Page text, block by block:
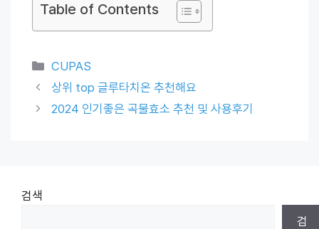
Table of Contents
Categories
CUPAS
상위 top 글루타치온 추천해요
2024 인기좋은 곡물효소 추천 및 사용후기
검색
검